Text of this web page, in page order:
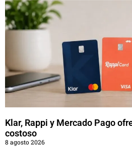
Klar, Rappi y Mercado Pago
costoso
8 agosto 2026